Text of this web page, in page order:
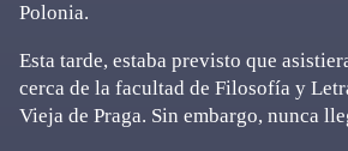
Polonia.
Esta tarde, estaba previsto que
cerca de la facultad de Filosofía y
Vieja de Praga. Sin embargo, nunca